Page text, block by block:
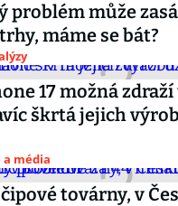
problém může
máme se bát?
17 možná
škrtá jejich
média
továrny, v